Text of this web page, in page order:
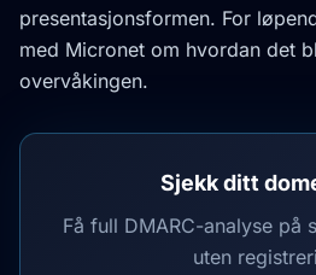
presentasjonsformen. For
med Micronet om hvordan det
overvåkingen.
Sjekk ditt
Få full DMARC-analyse på
uten